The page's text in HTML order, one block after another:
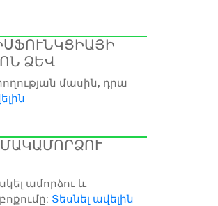
ՁԵՎ
մասին, դրա
ամորձու և
Տեսնել ավելին